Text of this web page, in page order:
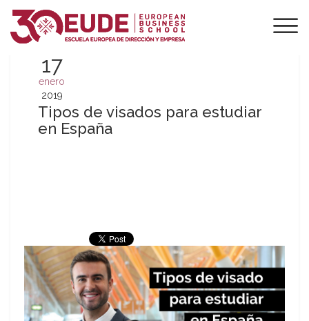
17
enero
2019
Tipos de visados para estudiar
en España